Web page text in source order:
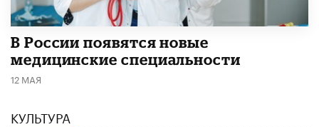
В России появятся новые
медицинские специальности
12 МАЯ
КУЛЬТУРА